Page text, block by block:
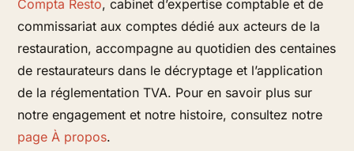
Compta Resto, cabinet d’expertise comptable et de
commissariat aux comptes dédié aux acteurs de la
restauration, accompagne au quotidien des centaines
de restaurateurs dans le décryptage et l’application
de la réglementation TVA. Pour en savoir plus sur
notre engagement et notre histoire, consultez notre
page À propos.